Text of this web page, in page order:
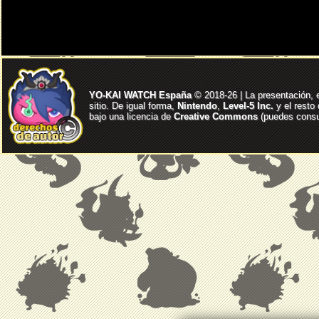
YO-KAI WATCH España© 2018-26 | La presentación,
sitio. De igual forma, Nintendo, Level-5 Inc. y el resto
bajo una licencia deCreative Commons(puedes